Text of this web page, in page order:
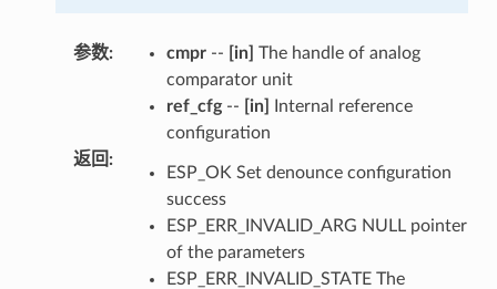
参数: cmpr-- [in] The handle of analog
comparator unit
ref_cfg-- [in]
Internal reference
configuration
返回 :
ESP_OK Set denounce configuration
success
ESP_ERR_INVALID_ARG NULL pointer
of the parameters
ESP_ERR_INVALID_STATE The